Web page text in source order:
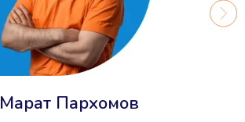
Марат Пархомов